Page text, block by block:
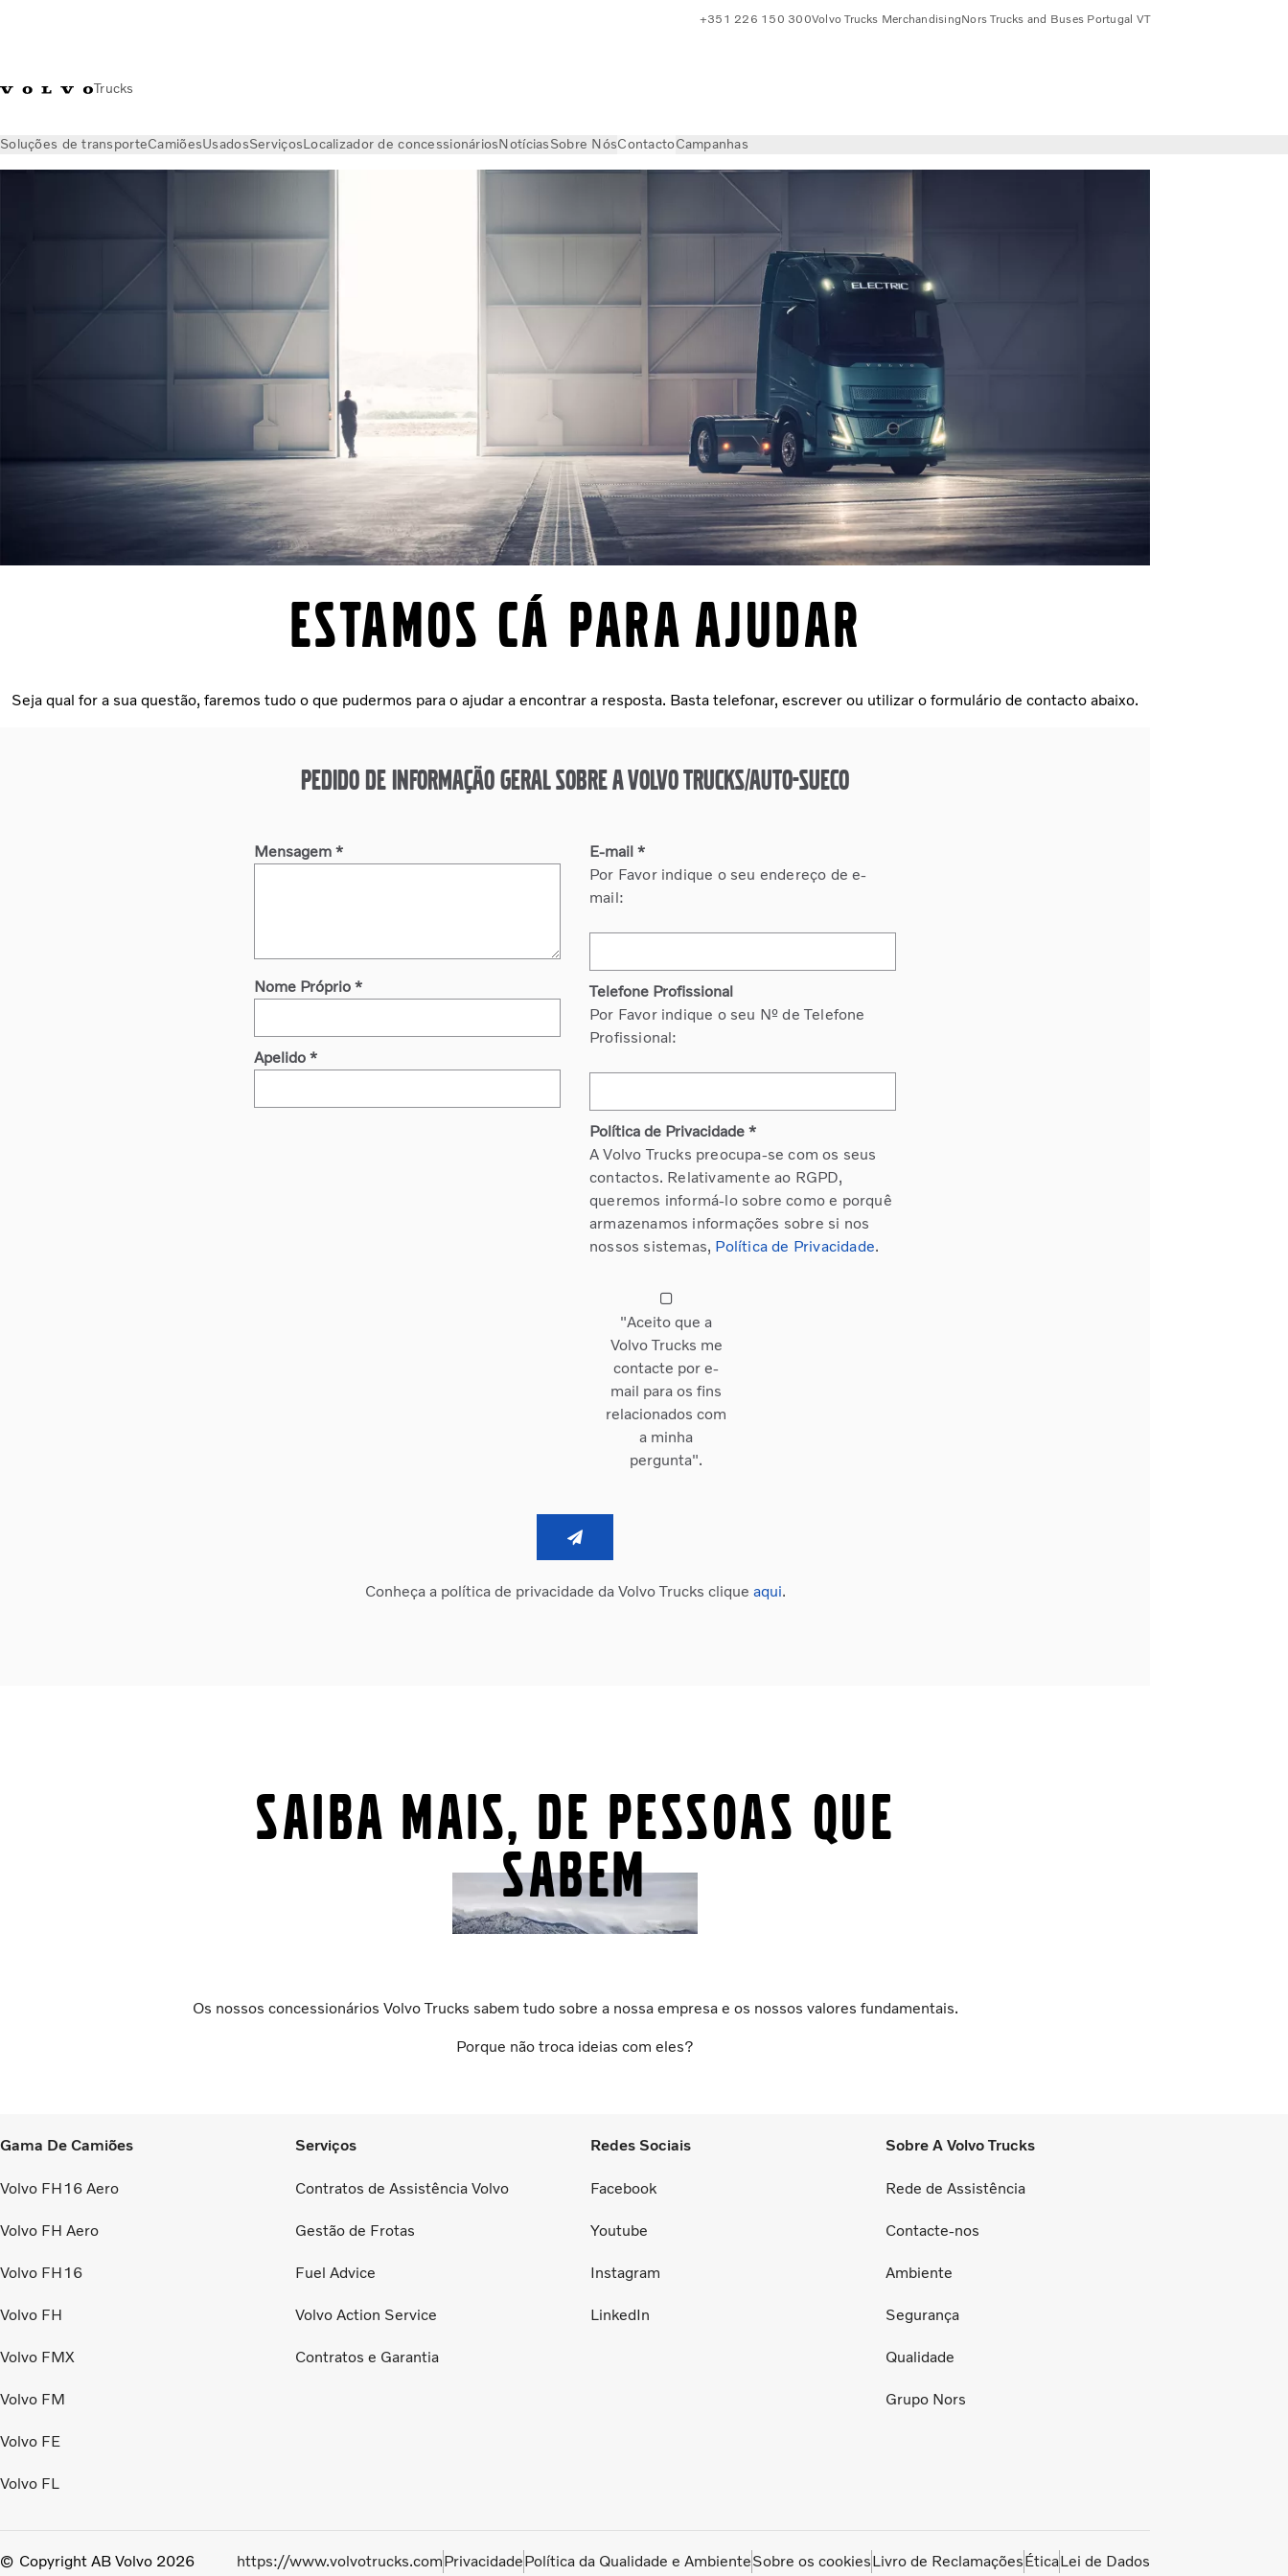
Trucks
+351 226 150 300Volvo Trucks MerchandisingNors Trucks and Buses Portugal VT
Soluções de transporteCamiõesUsadosServiçosLocalizador de concessionáriosNotíciasSobre NósContactoCampanhas
Estamos cá para ajudar
Seja qual for a sua questão, faremos tudo o que pudermos para o ajudar a encontrar a resposta. Basta telefonar, escrever ou utilizar o formulário de contacto abaixo.
Saiba mais, de pessoas que
sabem
Os nossos concessionários Volvo Trucks sabem tudo sobre a nossa empresa e os nossos valores fundamentais.
Porque não troca ideias com eles?
Gama De Camiões
Volvo FH16 Aero
Volvo FH Aero
Volvo FH16
Volvo FH
Volvo FMX
Volvo FM
Volvo FE
Volvo FL
Serviços
Contratos de Assistência Volvo
Gestão de Frotas
Fuel Advice
Volvo Action Service
Contratos e Garantia
Redes Sociais
Facebook
Youtube
Instagram
LinkedIn
Sobre A Volvo Trucks
Rede de Assistência
Contacte-nos
Ambiente
Segurança
Qualidade
Grupo Nors
Copyright AB Volvo 2026 https://www.volvotrucks.comPrivacidadePolítica da Qualidade e AmbienteSobre os cookiesLivro de ReclamaçõesÉticaLei de Dados